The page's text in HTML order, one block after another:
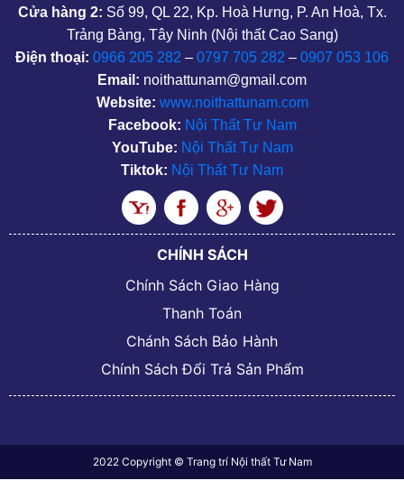
Cửa hàng 2: Số 99, QL 22, Kp. Hoà Hưng, P. An Hoà, Tx.
Trảng Bàng, Tây Ninh (Nội thất Cao Sang)
Điện thoại: 0966 205 282 – 0797 705 282 – 0907 053 106
Email: noithattunam@gmail.com
Website: www.noithattunam.com
Facebook: Nội Thất Tư Nam
YouTube: Nội Thất Tư Nam
Tiktok: Nội Thất Tư Nam
CHÍNH SÁCH
Chính Sách Giao Hàng
Thanh Toán
Chánh Sách Bảo Hành
Chính Sách Đổi Trả Sản Phẩm
2022 Copyright © Trang trí Nội thất Tư Nam